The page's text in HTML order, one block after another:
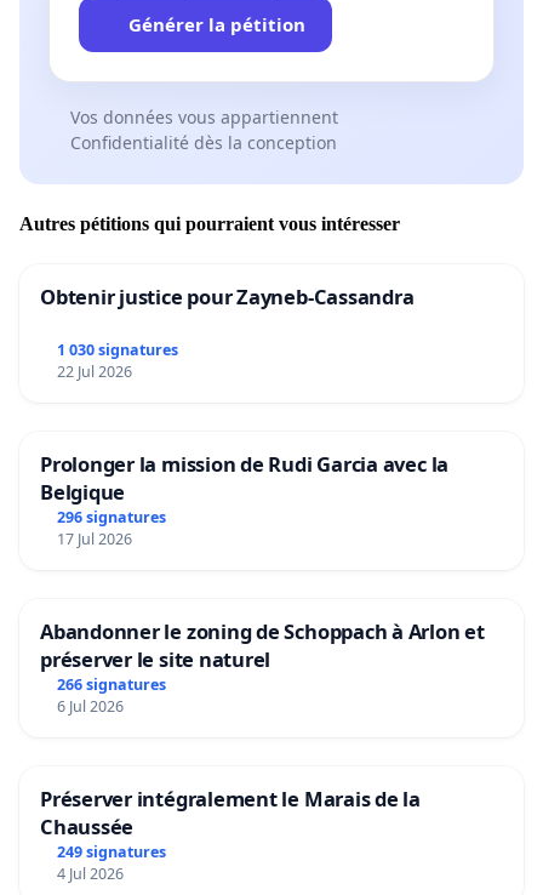
Générer la pétition
Vos données vous appartiennent
Confidentialité dès la conception
Autres pétitions qui pourraient vous intéresser
Obtenir justice pour Zayneb-Cassandra
1 030 signatures
22 Jul 2026
Prolonger la mission de Rudi Garcia avec la
Belgique
296 signatures
17 Jul 2026
Abandonner le zoning de Schoppach à Arlon et
préserver le site naturel
266 signatures
6 Jul 2026
Préserver intégralement le Marais de la
Chaussée
249 signatures
4 Jul 2026